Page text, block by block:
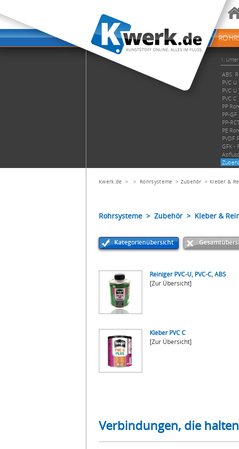
Kwerk.de > > Rohrsysteme > Zubehör > Kleber &
Rohrsysteme > Zubehör > Kleber &
Kategorienübersicht
Reiniger PVC-U, PVC-C, ABS
[Zur Übersicht]
Kleber PVC C
[Zur Übersicht]
Verbindungen, die